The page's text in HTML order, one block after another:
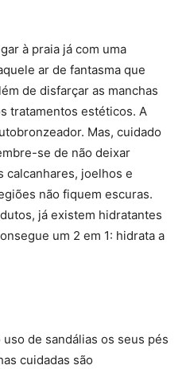
à praia já com uma
ar de fantasma que
de disfarçar as manchas
tratamentos estéticos. A
Mas, cuidado
se de não deixar
calcanhares, joelhos e
não fiquem escuras.
já existem hidratantes
um 2 em 1: hidrata a
uso de sandálias os seus pés
cuidadas são